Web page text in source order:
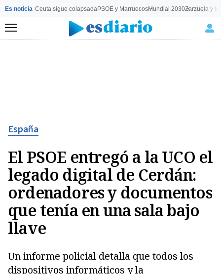
Es noticia Ceuta sigue colapsadaPSOE y MarruecosMundial 2030Zarzuela y
Menú
España
El PSOE entregó a la UCO el
legado digital de Cerdán:
ordenadores y documentos
que tenía en una sala bajo
llave
Un informe policial detalla que todos los
dispositivos informáticos y la